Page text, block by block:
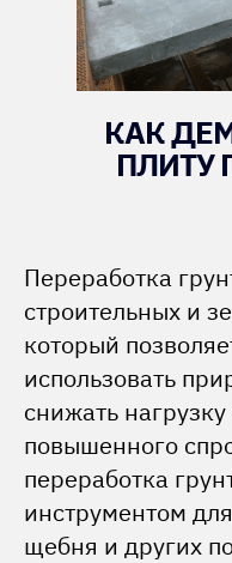
КАК
ПЛИТУ
Переработка
строительных и
который
использовать
снижать
повышенного
переработка
инструментом
щебня и других